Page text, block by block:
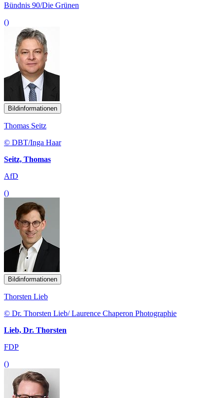
Bündnis 90/Die Grünen
()
Bildinformationen
Thomas Seitz
© DBT/Inga Haar
Seitz, Thomas
AfD
()
Bildinformationen
Thorsten Lieb
© Dr. Thorsten Lieb/ Laurence Chaperon Photographie
Lieb, Dr. Thorsten
FDP
()